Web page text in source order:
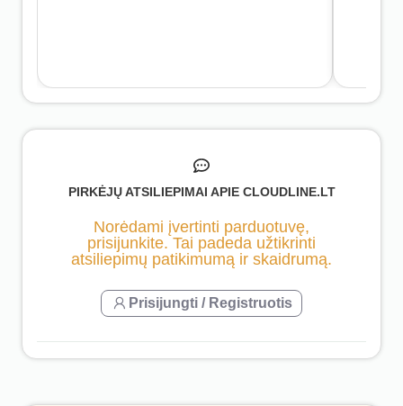
PIRKĖJŲ ATSILIEPIMAI APIE CLOUDLINE.LT
Norėdami įvertinti parduotuvę,
prisijunkite. Tai padeda užtikrinti
atsiliepimų patikimumą ir skaidrumą.
Prisijungti / Registruotis